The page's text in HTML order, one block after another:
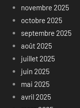
novembre 2025
octobre 2025
septembre 2025
août 2025
juillet 2025
juin 2025
mai 2025
avril 2025